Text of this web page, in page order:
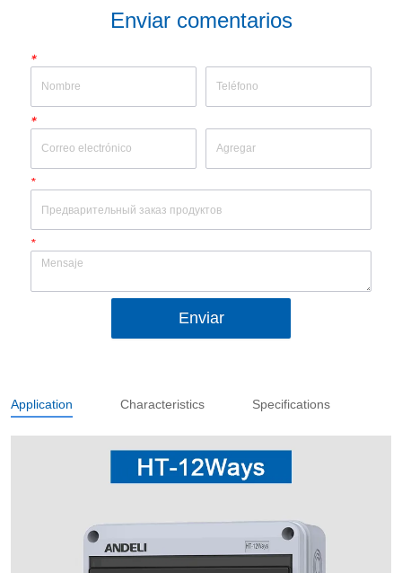
Enviar comentarios
*
*
*
*
Enviar
Application Characteristics Specifications